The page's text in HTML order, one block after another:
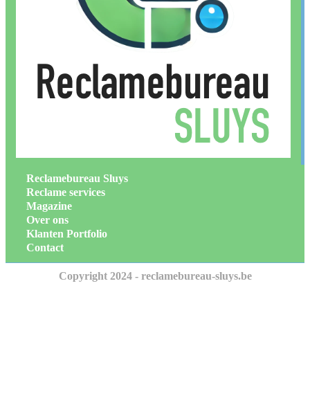
Reclamebureau Sluys
Reclame services
Magazine
Over ons
Klanten Portfolio
Contact
Copyright 2024 - reclamebureau-sluys.be